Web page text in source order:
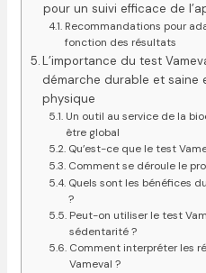
pour un suivi efficace de
Recommandations pour
fonction des résultats
L’importance du test
démarche durable et saine
physique
Un outil au service de la
être global
Qu’est-ce que le test
Comment se déroule le
Quels sont les bénéfices
?
Peut-on utiliser le test
sédentarité ?
Comment interpréter les
Vameval ?